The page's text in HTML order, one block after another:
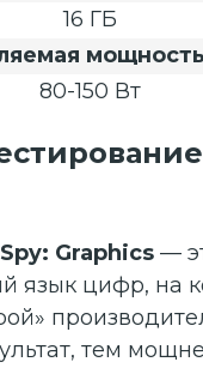
16 ГБ
мощность
80-150 Вт
Graphics —
язык цифр, на
тем